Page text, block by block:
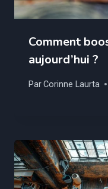
Comment
aujourd’hui ?
ParCorinne Laurta